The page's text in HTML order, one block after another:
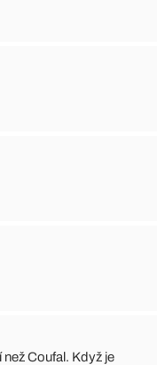
než Coufal. Když je